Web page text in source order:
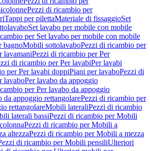
Pezzi di ricambio per
Tappi per pilettaMateriale di fissaggioSet
Set lavabo per mobile con mobile
per Set lavabo per mobile con mobile
bagnoMobili sottolavaboPezzi di ricambio per
lavamaniPezzi di ricambio per Per
di ricambio per Per lavabiPer lavabi
per Per lavabi doppiPiani per lavaboPezzi di
lavaboPer lavabo da appoggio
per Per lavabo da appoggio
da appoggio rettangolarePezzi di ricambio per
rettangolareMobili lateraliPezzi di ricambio
laterali bassiPezzi di ricambio per Mobili
Pezzi di ricambio per Mobili a
altezzaPezzi di ricambio per Mobili a mezza
di ricambio per Mobili pensiliUlteriori